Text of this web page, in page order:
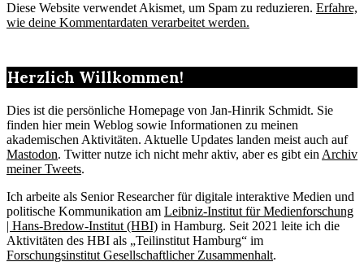
Diese Website verwendet Akismet, um Spam zu reduzieren. Erfahre,
wie deine Kommentardaten verarbeitet werden.
Herzlich Willkommen!
Dies ist die persönliche Homepage von Jan-Hinrik Schmidt. Sie
finden hier mein Weblog sowie Informationen zu meinen
akademischen Aktivitäten. Aktuelle Updates landen meist auch auf
Mastodon. Twitter nutze ich nicht mehr aktiv, aber es gibt ein Archiv
meiner Tweets.
Ich arbeite als Senior Researcher für digitale interaktive Medien und
politische Kommunikation am Leibniz-Institut für Medienforschung
| Hans-Bredow-Institut (HBI) in Hamburg. Seit 2021 leite ich die
Aktivitäten des HBI als „Teilinstitut Hamburg“ im
Forschungsinstitut Gesellschaftlicher Zusammenhalt.